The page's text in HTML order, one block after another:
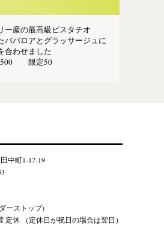
ー産の最高級ピスタチオ
ババロアとグラッサージュに
合わせました
限定50
中町1-17-19
ーストップ)
定休 （定休日が祝日の場合は翌日）